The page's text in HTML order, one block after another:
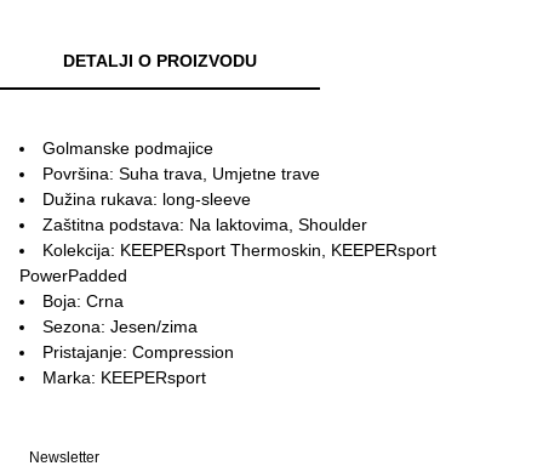
DETALJI O PROIZVODU
Golmanske podmajice
Površina: Suha trava, Umjetne trave
Dužina rukava: long-sleeve
Zaštitna podstava: Na laktovima, Shoulder
Kolekcija: KEEPERsport Thermoskin, KEEPERsport
PowerPadded
Boja: Crna
Sezona: Jesen/zima
Pristajanje: Compression
Marka: KEEPERsport
Newsletter